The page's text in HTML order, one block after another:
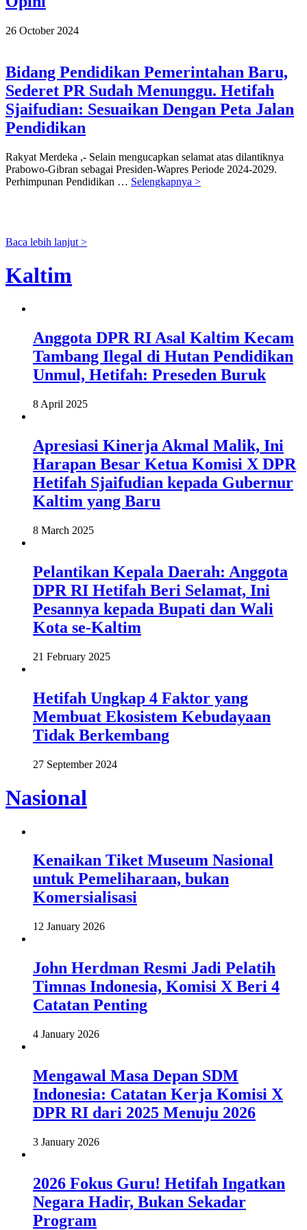
26 October 2024
Bidang Pendidikan Pemerintahan Baru,
Sederet PR Sudah Menunggu. Hetifah
Sjaifudian: Sesuaikan Dengan Peta Jalan
Pendidikan
Rakyat Merdeka ,- Selain mengucapkan selamat atas dilantiknya
Prabowo-Gibran sebagai Presiden-Wapres Periode 2024-2029.
Perhimpunan Pendidikan … Selengkapnya >
Baca lebih lanjut >
Kaltim
Anggota DPR RI Asal Kaltim Kecam
Tambang Ilegal di Hutan Pendidikan
Unmul, Hetifah: Preseden Buruk
8 April 2025
Apresiasi Kinerja Akmal Malik, Ini
Harapan Besar Ketua Komisi X DPR
Hetifah Sjaifudian kepada Gubernur
Kaltim yang Baru
8 March 2025
Pelantikan Kepala Daerah: Anggota
DPR RI Hetifah Beri Selamat, Ini
Pesannya kepada Bupati dan Wali
Kota se-Kaltim
21 February 2025
Hetifah Ungkap 4 Faktor yang
Membuat Ekosistem Kebudayaan
Tidak Berkembang
27 September 2024
Nasional
Kenaikan Tiket Museum Nasional
untuk Pemeliharaan, bukan
Komersialisasi
12 January 2026
John Herdman Resmi Jadi Pelatih
Timnas Indonesia, Komisi X Beri 4
Catatan Penting
4 January 2026
Mengawal Masa Depan SDM
Indonesia: Catatan Kerja Komisi X
DPR RI dari 2025 Menuju 2026
3 January 2026
2026 Fokus Guru! Hetifah Ingatkan
Negara Hadir, Bukan Sekadar
Program